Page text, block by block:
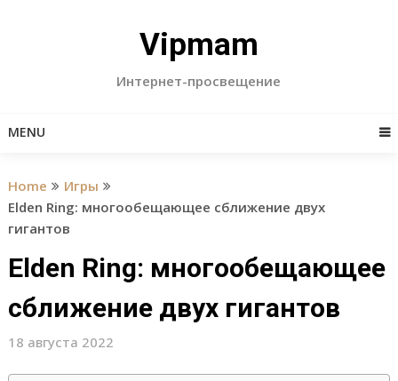
Vipmam
Интернет-просвещение
MENU
Home
Игры
Elden Ring: многообещающее сближение двух
гигантов
Elden Ring: многообещающее
сближение двух гигантов
18 августа 2022